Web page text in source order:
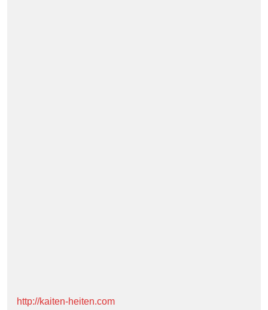
http://kaiten-heiten.com